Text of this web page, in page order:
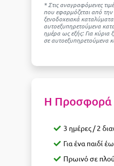
* Στις αναγραφόμενες
που εφαρμόζεται από
ξενοδοχειακά
αυτοεξυπηρετούμενα
ημέρα ως εξής: Για
σε αυτοεξυπηρετούμενα
Η Προσφορά
3 ημέρες / 2
Για ένα παιδί
Πρωινό σε